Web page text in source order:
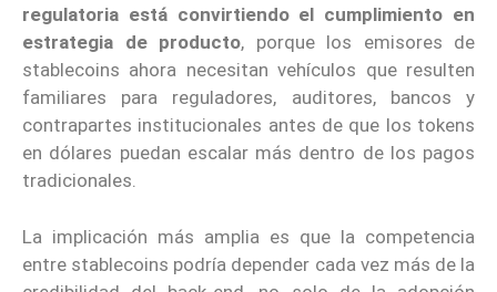
regulatoria está convirtiendo el cumplimiento en
estrategia de producto, porque los emisores de
stablecoins ahora necesitan vehículos que resulten
familiares para reguladores, auditores, bancos y
contrapartes institucionales antes de que los tokens
en dólares puedan escalar más dentro de los pagos
tradicionales.
La implicación más amplia es que la competencia
entre stablecoins podría depender cada vez más de la